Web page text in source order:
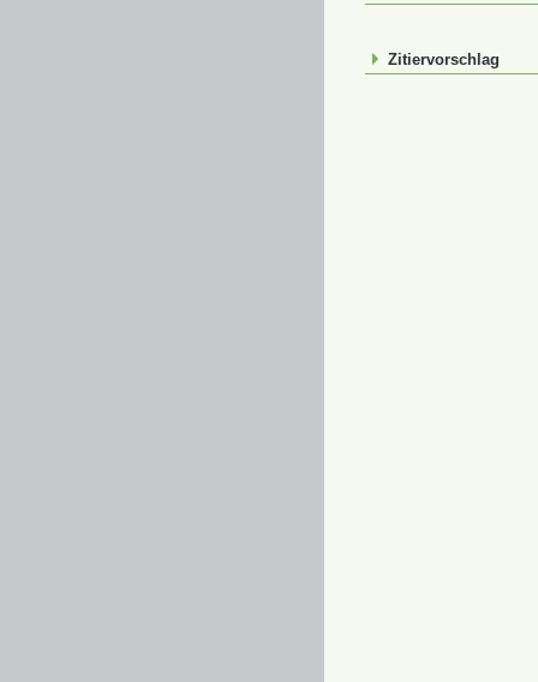
Zitiervorschlag